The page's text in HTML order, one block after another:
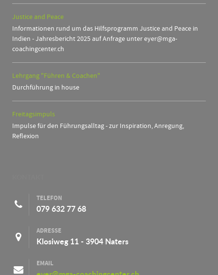
Justice and Peace
Informationen rund um das Hilfsprogramm Justice and Peace in
Indien - Jahresbericht 2025 auf Anfrage unter eyer@mga-
coachingcenter.ch
Lehrgang "Führen & Coachen"
Durchführung in house
Freitagsimpuls
Impulse für den Führungsalltag - zur Inspiration, Anregung,
Reflexion
TELEFON
079 632 77 68
ADRESSE
Klosiweg 11 - 3904 Naters
EMAIL